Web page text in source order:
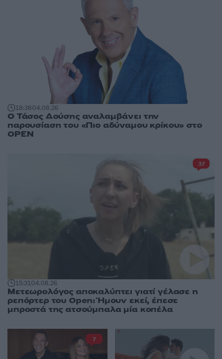
18:3804.08.26
Ο Τάσος Δούσης αναλαμβάνει την
παρουσίαση του «Πιο αδύναμου κρίκου» στο
OPEN
15:3104.08.26
Μετεωρολόγος αποκαλύπτει γιατί γέλασε η
ρεπόρτερ του Open: Ήμουν εκεί, έπεσε
μπροστά της ατσούμπαλα μία κοπέλα
37
7